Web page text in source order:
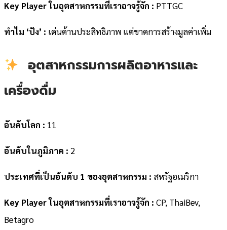
Key Player ในอุตสาหกรรมที่เราอาจรู้จัก : PTTGC
ทำไม ‘ปัง’ : เด่นด้านประสิทธิภาพ แต่ขาดการสร้างมูลค่าเพิ่ม
อุตสาหกรรมการผลิตอาหารและ
เครื่องดื่ม
อันดับโลก : 11
อันดับในภูมิภาค : 2
ประเทศที่เป็นอันดับ 1 ของอุตสาหกรรม : สหรัฐอเมริกา
Key Player ในอุตสาหกรรมที่เราอาจรู้จัก : CP, ThaiBev,
Betagro